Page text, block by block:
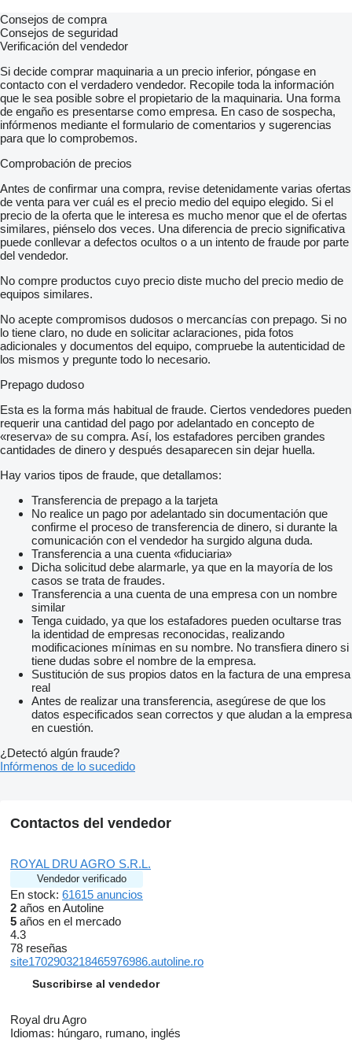
Consejos de compra
Consejos de seguridad
Verificación del vendedor
Si decide comprar maquinaria a un precio inferior, póngase en
contacto con el verdadero vendedor. Recopile toda la información
que le sea posible sobre el propietario de la maquinaria. Una forma
de engaño es presentarse como empresa. En caso de sospecha,
infórmenos mediante el formulario de comentarios y sugerencias
para que lo comprobemos.
Comprobación de precios
Antes de confirmar una compra, revise detenidamente varias ofertas
de venta para ver cuál es el precio medio del equipo elegido. Si el
precio de la oferta que le interesa es mucho menor que el de ofertas
similares, piénselo dos veces. Una diferencia de precio significativa
puede conllevar a defectos ocultos o a un intento de fraude por parte
del vendedor.
No compre productos cuyo precio diste mucho del precio medio de
equipos similares.
No acepte compromisos dudosos o mercancías con prepago. Si no
lo tiene claro, no dude en solicitar aclaraciones, pida fotos
adicionales y documentos del equipo, compruebe la autenticidad de
los mismos y pregunte todo lo necesario.
Prepago dudoso
Esta es la forma más habitual de fraude. Ciertos vendedores pueden
requerir una cantidad del pago por adelantado en concepto de
«reserva» de su compra. Así, los estafadores perciben grandes
cantidades de dinero y después desaparecen sin dejar huella.
Hay varios tipos de fraude, que detallamos:
Transferencia de prepago a la tarjeta
No realice un pago por adelantado sin documentación que
confirme el proceso de transferencia de dinero, si durante la
comunicación con el vendedor ha surgido alguna duda.
Transferencia a una cuenta «fiduciaria»
Dicha solicitud debe alarmarle, ya que en la mayoría de los
casos se trata de fraudes.
Transferencia a una cuenta de una empresa con un nombre
similar
Tenga cuidado, ya que los estafadores pueden ocultarse tras
la identidad de empresas reconocidas, realizando
modificaciones mínimas en su nombre. No transfiera dinero si
tiene dudas sobre el nombre de la empresa.
Sustitución de sus propios datos en la factura de una empresa
real
Antes de realizar una transferencia, asegúrese de que los
datos especificados sean correctos y que aludan a la empresa
en cuestión.
¿Detectó algún fraude?
Infórmenos de lo sucedido
Contactos del vendedor
ROYAL DRU AGRO S.R.L.
Vendedor verificado
En stock: 61615 anuncios
2 años en Autoline
5 años en el mercado
4.3
78 reseñas
site1702903218465976986.autoline.ro
Suscribirse al vendedor
Royal dru Agro
Idiomas: húngaro, rumano, inglés